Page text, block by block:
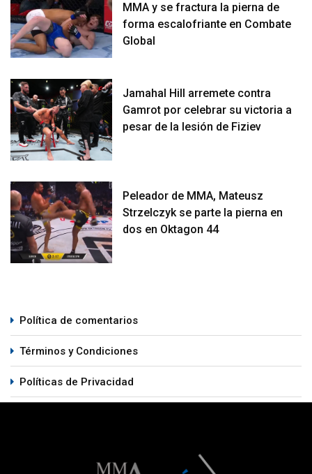
MMA y se fractura la pierna de
forma escalofriante en Combate
Global
Jamahal Hill arremete contra
Gamrot por celebrar su victoria a
pesar de la lesión de Fiziev
Peleador de MMA, Mateusz
Strzelczyk se parte la pierna en
dos en Oktagon 44
Política de comentarios
Términos y Condiciones
Políticas de Privacidad